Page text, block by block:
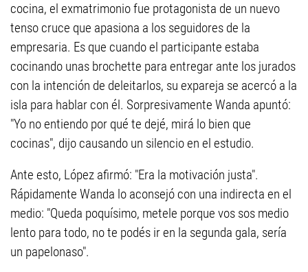
cocina, el exmatrimonio fue protagonista de un nuevo
tenso cruce que apasiona a los seguidores de la
empresaria. Es que cuando el participante estaba
cocinando unas brochette para entregar ante los jurados
con la intención de deleitarlos, su expareja se acercó a la
isla para hablar con él. Sorpresivamente Wanda apuntó:
"Yo no entiendo por qué te dejé, mirá lo bien que
cocinas", dijo causando un silencio en el estudio.
Ante esto, López afirmó: "Era la motivación justa".
Rápidamente Wanda lo aconsejó con una indirecta en el
medio: "Queda poquísimo, metele porque vos sos medio
lento para todo, no te podés ir en la segunda gala, sería
un papelonaso".